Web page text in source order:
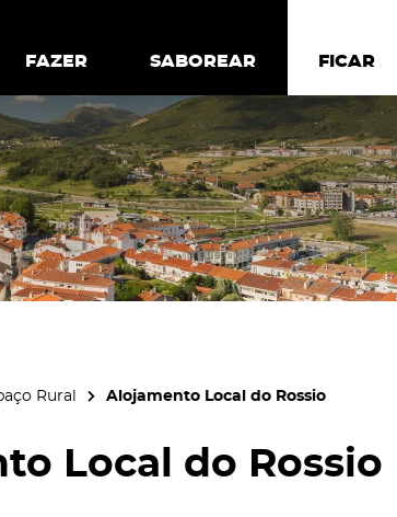
VISITAR FAZER SABOREAR FICAR
FAZER SABOREAR FICAR
Rural Alojamento Local do Rossio
Local do Rossio